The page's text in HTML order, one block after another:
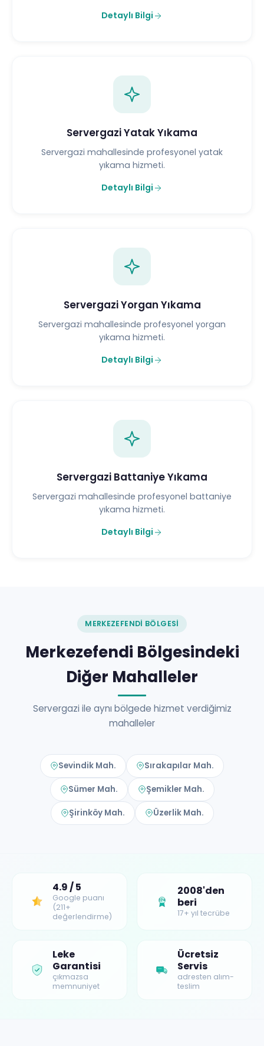
Detaylı Bilgi
Servergazi Yatak Yıkama
Servergazi mahallesinde profesyonel yatak
yıkama hizmeti.
Detaylı Bilgi
Servergazi Yorgan Yıkama
Servergazi mahallesinde profesyonel yorgan
yıkama hizmeti.
Detaylı Bilgi
Servergazi Battaniye Yıkama
Servergazi mahallesinde profesyonel battaniye
yıkama hizmeti.
Detaylı Bilgi
MERKEZEFENDI BÖLGESI
Merkezefendi Bölgesindeki
Diğer Mahalleler
Servergazi ile aynı bölgede hizmet verdiğimiz
mahalleler
Sevindik Mah. Sırakapılar Mah.
Sümer Mah. Şemikler Mah.
Şirinköy Mah. Üzerlik Mah.
4.9 / 5
Google puanı
(211+
değerlendirme)
17+
2008'den
beri
17+ yıl tecrübe
Leke
Garantisi
çıkmazsa
memnuniyet
Ücretsiz
Servis
adresten alım-
teslim